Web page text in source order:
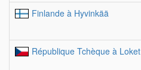
Finlande à Hyvinkää
République Tchèque à Loket